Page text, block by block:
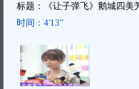
标题：
《让子弹飞》鹅城四美
时间： 4'13"